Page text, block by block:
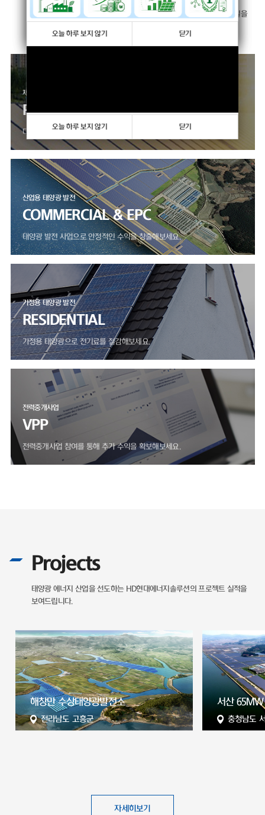
끊임없는 기술개발과 엄격하고 혹독한
제품 테스트를 통하여 제품의 질을
제품 판매 사업
PRODUCTS
다양한 모듈, 인버터 제품을 만나보세요.
산업용 태양광 발전
COMMERCIAL & EPC
태양광 발전 사업으로 안정적인 수익을 창출해보세요.
가정용 태양광 발전
RESIDENTIAL
가정용 태양광으로 전기료를 절감해보세요.
전력중개사업
VPP
전력중개사업 참여를 통해 추가 수익을 확보해보세요.
Projects
태양광 에너지 산업을 선도하는 HD현대에너지솔루션의 프로젝트 실적을
보여드립니다.
자세히보기
해창만 수상태양광발전소
전라남도 고흥군
서산 65MW
충청남도
오늘 하루 보지 않기 닫기
오늘 하루 보지 않기 닫기
오늘 하루 보지 않기 닫기